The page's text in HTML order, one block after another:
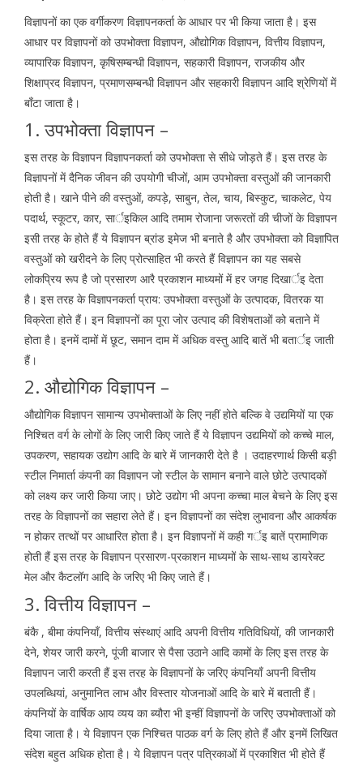
विज्ञापनों का एक वर्गीकरण विज्ञापनकर्ता के आधार पर भी किया जाता है। इस
आधार पर विज्ञापनों को उपभोक्ता विज्ञापन, औद्योगिक विज्ञापन, वित्तीय विज्ञापन,
व्यापारिक विज्ञापन, कृषिसम्बन्धी विज्ञापन, सहकारी विज्ञापन, राजकीय और
शिक्षाप्रद विज्ञापन, प्रमाणसम्बन्धी विज्ञापन और सहकारी विज्ञापन आदि श्रेणियों में
बाँटा जाता है।
1. उपभोक्ता विज्ञापन –
इस तरह के विज्ञापन विज्ञापनकर्ता को उपभोक्ता से सीधे जोड़ते हैं। इस तरह के
विज्ञापनों में दैनिक जीवन की उपयोगी चीजों, आम उपभोक्ता वस्तुओं की जानकारी
होती है। खाने पीने की वस्तुओं, कपड़े, साबुन, तेल, चाय, बिस्कुट, चाकलेट, पेय
पदार्थ, स्कूटर, कार, सार्इकिल आदि तमाम रोजाना जरूरतों की चीजों के विज्ञापन
इसी तरह के होते हैं ये विज्ञापन ब्रांड इमेज भी बनाते है और उपभोक्ता को विज्ञापित
वस्तुओं को खरीदने के लिए प्रोत्साहित भी करते हैं विज्ञापन का यह सबसे
लोकप्रिय रूप है जो प्रसारण आरै प्रकाशन माध्यमों में हर जगह दिखार्इ देता
है। इस तरह के विज्ञापनकर्ता प्राय: उपभोक्ता वस्तुओं के उत्पादक, वितरक या
विक्रेता होते हैं। इन विज्ञापनों का पूरा जोर उत्पाद की विशेषताओं को बताने में
होता है। इनमें दामों में छूट, समान दाम में अधिक वस्तु आदि बातें भी बतार्इ जाती
हैं।
2. औद्योगिक विज्ञापन –
औद्योगिक विज्ञापन सामान्य उपभोक्ताओं के लिए नहीं होते बल्कि वे उद्यमियों या एक
निश्चित वर्ग के लोगों के लिए जारी किए जाते हैं ये विज्ञापन उद्यमियों को कच्चे माल,
उपकरण, सहायक उद्योग आदि के बारे में जानकारी देते है । उदाहरणार्थ किसी बड़ी
स्टील निमार्ता कंपनी का विज्ञापन जो स्टील के सामान बनाने वाले छोटे उत्पादकों
को लक्ष्य कर जारी किया जाए। छोटे उद्योग भी अपना कच्चा माल बेचने के लिए इस
तरह के विज्ञापनों का सहारा लेते हैं। इन विज्ञापनों का संदेश लुभावना और आकर्षक
न होकर तत्थों पर आधारित होता है। इन विज्ञापनों में कही गर्इ बातें प्रामाणिक
होती हैं इस तरह के विज्ञापन प्रसारण-प्रकाशन माध्यमों के साथ-साथ डायरेक्ट
मेल और कैटलॉग आदि के जरिए भी किए जाते हैं।
3. वित्तीय विज्ञापन –
बंकै , बीमा कंपनियाँ, वित्तीय संस्थाएं आदि अपनी वित्तीय गतिविधियों, की जानकारी
देने, शेयर जारी करने, पूंजी बाजार से पैसा उठाने आदि कामों के लिए इस तरह के
विज्ञापन जारी करती हैं इस तरह के विज्ञापनों के जरिए कंपनियाँ अपनी वित्तीय
उपलब्धियां, अनुमानित लाभ और विस्तार योजनाओं आदि के बारे में बताती हैं।
कंपनियों के वार्षिक आय व्यय का ब्यौरा भी इन्हीं विज्ञापनों के जरिए उपभोक्ताओं को
दिया जाता है। ये विज्ञापन एक निश्चित पाठक वर्ग के लिए होते हैं और इनमें लिखित
संदेश बहुत अधिक होता है। ये विज्ञापन पत्र पत्रिकाओं में प्रकाशित भी होते हैं